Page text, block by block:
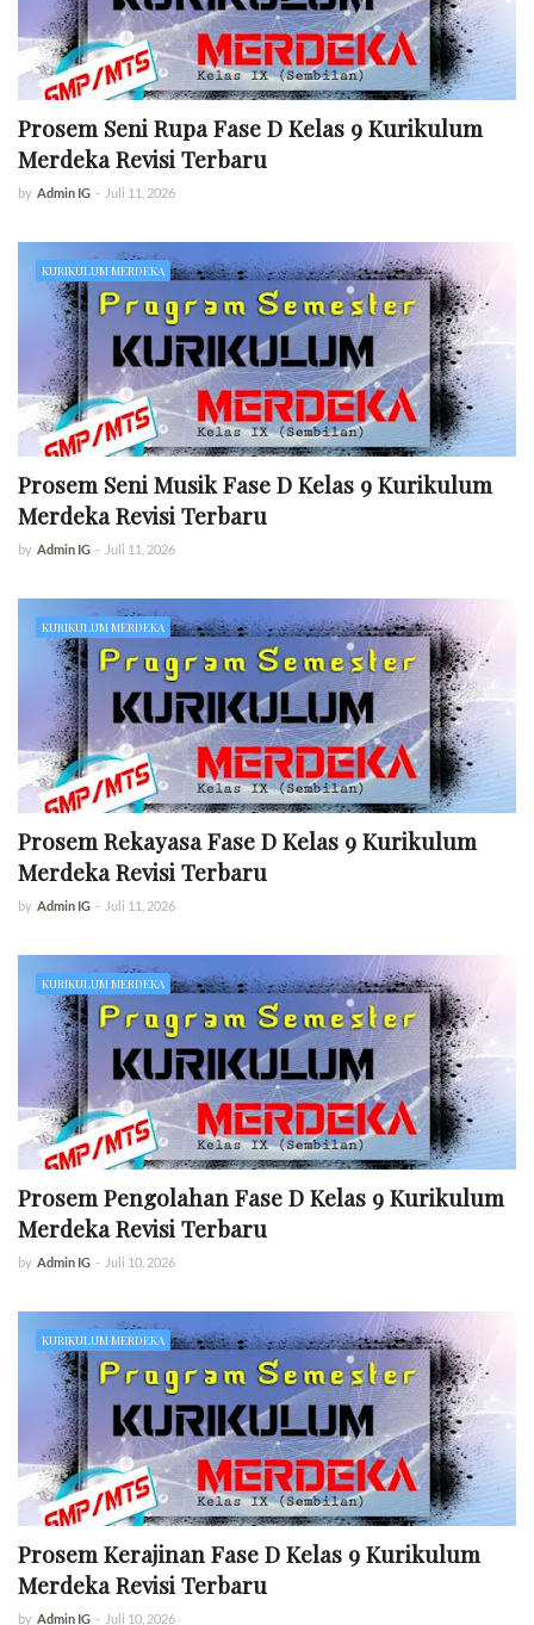
Prosem Seni Rupa Fase D Kelas 9 Kurikulum
Merdeka Revisi Terbaru
by Admin IG - Juli 11, 2026
KURIKULUM MERDEKA
Prosem Seni Musik Fase D Kelas 9 Kurikulum
Merdeka Revisi Terbaru
by Admin IG - Juli 11, 2026
KURIKULUM MERDEKA
Prosem Rekayasa Fase D Kelas 9 Kurikulum
Merdeka Revisi Terbaru
by Admin IG - Juli 11, 2026
KURIKULUM MERDEKA
Prosem Pengolahan Fase D Kelas 9 Kurikulum
Merdeka Revisi Terbaru
by Admin IG - Juli 10, 2026
KURIKULUM MERDEKA
Prosem Kerajinan Fase D Kelas 9 Kurikulum
Merdeka Revisi Terbaru
by Admin IG - Juli 10, 2026